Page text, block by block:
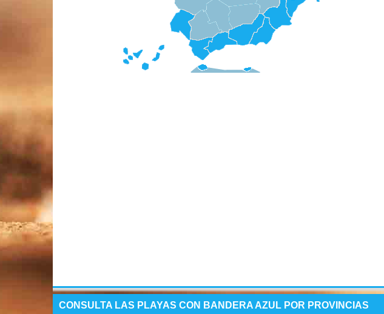
CONSULTA LAS PLAYAS CON BANDERA AZUL POR PROVINCIAS